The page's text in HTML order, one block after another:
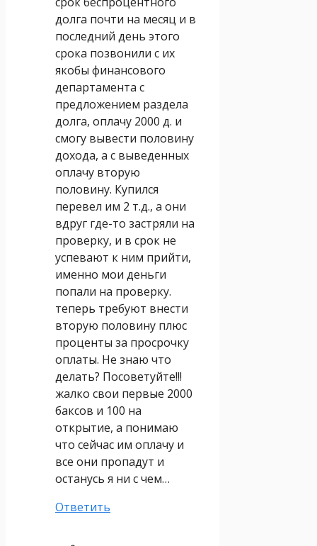
долга почти на месяц и в
последний день этого
срока позвонили с их
якобы финансового
департамента с
предложением раздела
долга, оплачу 2000 д. и
смогу вывести половину
дохода, а с выведенных
оплачу вторую
половину. Купился
перевел им 2 т.д., а они
вдруг где-то застряли на
проверку, и в срок не
успевают к ним прийти,
именно мои деньги
попали на проверку.
теперь требуют внести
вторую половину плюс
проценты за просрочку
оплаты. Не знаю что
делать? Посоветуйте!!!
жалко свои первые 2000
баксов и 100 на
открытие, а понимаю
что сейчас им оплачу и
все они пропадут и
останусь я ни с чем…
Ответить